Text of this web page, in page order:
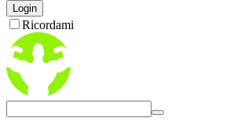
Login
Ricordami